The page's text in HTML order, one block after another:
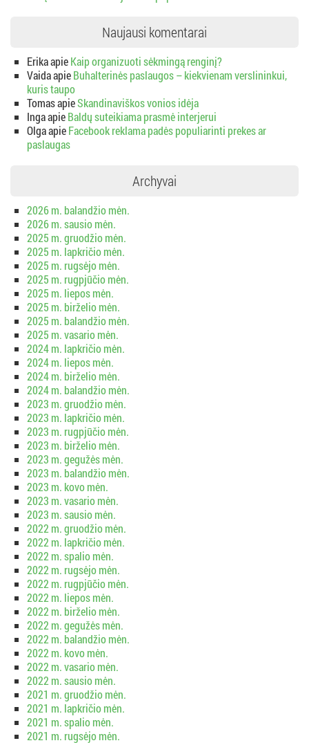
Naujausi komentarai
ErikaapieKaip organizuoti sėkmingą renginį?
VaidaapieBuhalterinės paslaugos – kiekvienam verslininkui,
kuris taupo
TomasapieSkandinaviškos vonios idėja
IngaapieBaldų suteikiama prasmė interjerui
OlgaapieFacebook reklama padės populiarinti prekes ar
paslaugas
Archyvai
2026 m. balandžio mėn.
2026 m. sausio mėn.
2025 m. gruodžio mėn.
2025 m. lapkričio mėn.
2025 m. rugsėjo mėn.
2025 m. rugpjūčio mėn.
2025 m. liepos mėn.
2025 m. birželio mėn.
2025 m. balandžio mėn.
2025 m. vasario mėn.
2024 m. lapkričio mėn.
2024 m. liepos mėn.
2024 m. birželio mėn.
2024 m. balandžio mėn.
2023 m. gruodžio mėn.
2023 m. lapkričio mėn.
2023 m. rugpjūčio mėn.
2023 m. birželio mėn.
2023 m. gegužės mėn.
2023 m. balandžio mėn.
2023 m. kovo mėn.
2023 m. vasario mėn.
2023 m. sausio mėn.
2022 m. gruodžio mėn.
2022 m. lapkričio mėn.
2022 m. spalio mėn.
2022 m. rugsėjo mėn.
2022 m. rugpjūčio mėn.
2022 m. liepos mėn.
2022 m. birželio mėn.
2022 m. gegužės mėn.
2022 m. balandžio mėn.
2022 m. kovo mėn.
2022 m. vasario mėn.
2022 m. sausio mėn.
2021 m. gruodžio mėn.
2021 m. lapkričio mėn.
2021 m. spalio mėn.
2021 m. rugsėjo mėn.